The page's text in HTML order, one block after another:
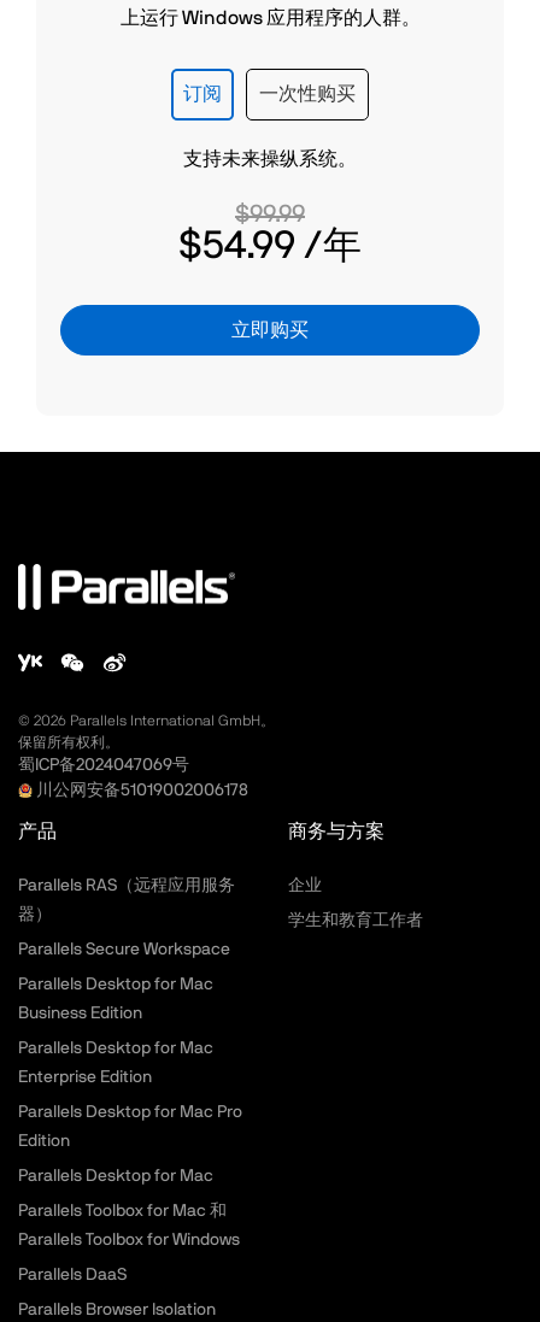
上运行 Windows 应用程序的人群。
订阅 一次性购买
支持未来操纵系统。
$99.99
$54.99 /年
立即购买
© 2026 Parallels International GmbH。
保留所有权利。
蜀ICP备2024047069号
川公网安备51019002006178
产品
Parallels RAS（远程应用服务
器）
Parallels Secure Workspace
Parallels Desktop for Mac
Business Edition
Parallels Desktop for Mac
Enterprise Edition
Parallels Desktop for Mac Pro
Edition
Parallels Desktop for Mac
Parallels Toolbox for Mac 和
Parallels Toolbox for Windows
Parallels DaaS
Parallels Browser Isolation
商务与方案
企业
学生和教育工作者